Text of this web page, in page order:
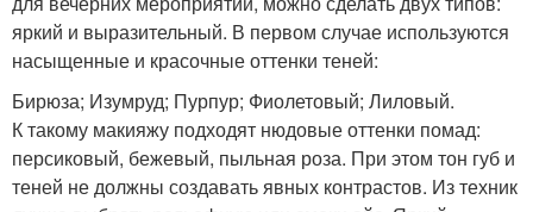
яркий и выразительный. В первом случае используются
насыщенные и красочные оттенки теней:
Бирюза; Изумруд; Пурпур; Фиолетовый; Лиловый.
К такому макияжу подходят нюдовые оттенки помад:
персиковый, бежевый, пыльная роза. При этом тон губ и
теней не должны создавать явных контрастов. Из техник